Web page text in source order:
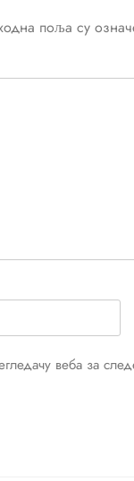
поља су
веба за